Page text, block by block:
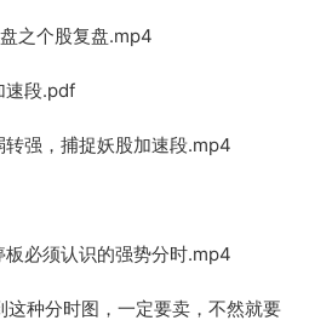
之个股复盘.mp4
速段.pdf
强，捕捉妖股加速段.mp4
必须认识的强势分时.mp4
种分时图，一定要卖，不然就要